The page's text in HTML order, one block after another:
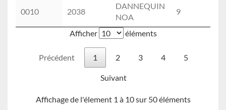
0010 2038
DANNEQUIN
NOA
9
Afficher éléments
Précédent 1 2 3 4 5
Suivant
Affichage de l'élement 1 à 10 sur 50 éléments